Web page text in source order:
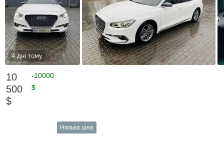
4 дні тому
10
500
$
-10000
$
Низька ціна